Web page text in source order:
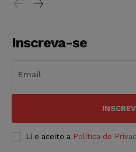
Inscreva-se
Li e aceito a Política de